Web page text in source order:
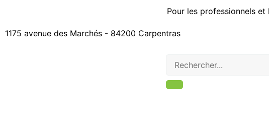
Pour les professionnels
1175 avenue des Marchés - 84200 Carpentras